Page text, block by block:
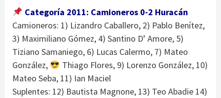
Categoría 2011: Camioneros 0-2 Huracán
Camioneros: 1) Lizandro Caballero, 2) Pablo Benítez,
3) Maximiliano Gómez, 4) Santino D’ Amore, 5)
Tiziano Samaniego, 6) Lucas Calermo, 7) Mateo
González,
Thiago Flores, 9) Lorenzo González, 10)
Mateo Seba, 11) Ian Maciel
Suplentes: 12) Bautista Magnone, 13) Teo Abadie 14)